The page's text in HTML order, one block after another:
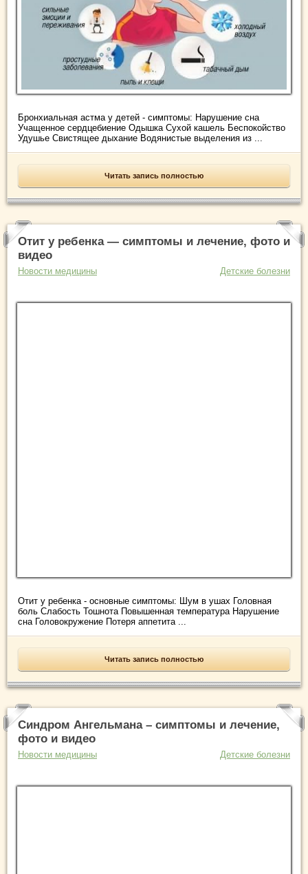
Бронхиальная астма у детей - симптомы: Нарушение сна
Учащенное сердцебиение Одышка Сухой кашель Беспокойство
Удушье Свистящее дыхание Водянистые выделения из ...
Читать запись полностью
Отит у ребенка — симптомы и лечение, фото и
видео
Новости медицины Детские болезни
Отит у ребенка - основные симптомы: Шум в ушах Головная
боль Слабость Тошнота Повышенная температура Нарушение
сна Головокружение Потеря аппетита ...
Читать запись полностью
Синдром Ангельмана – симптомы и лечение,
фото и видео
Новости медицины Детские болезни